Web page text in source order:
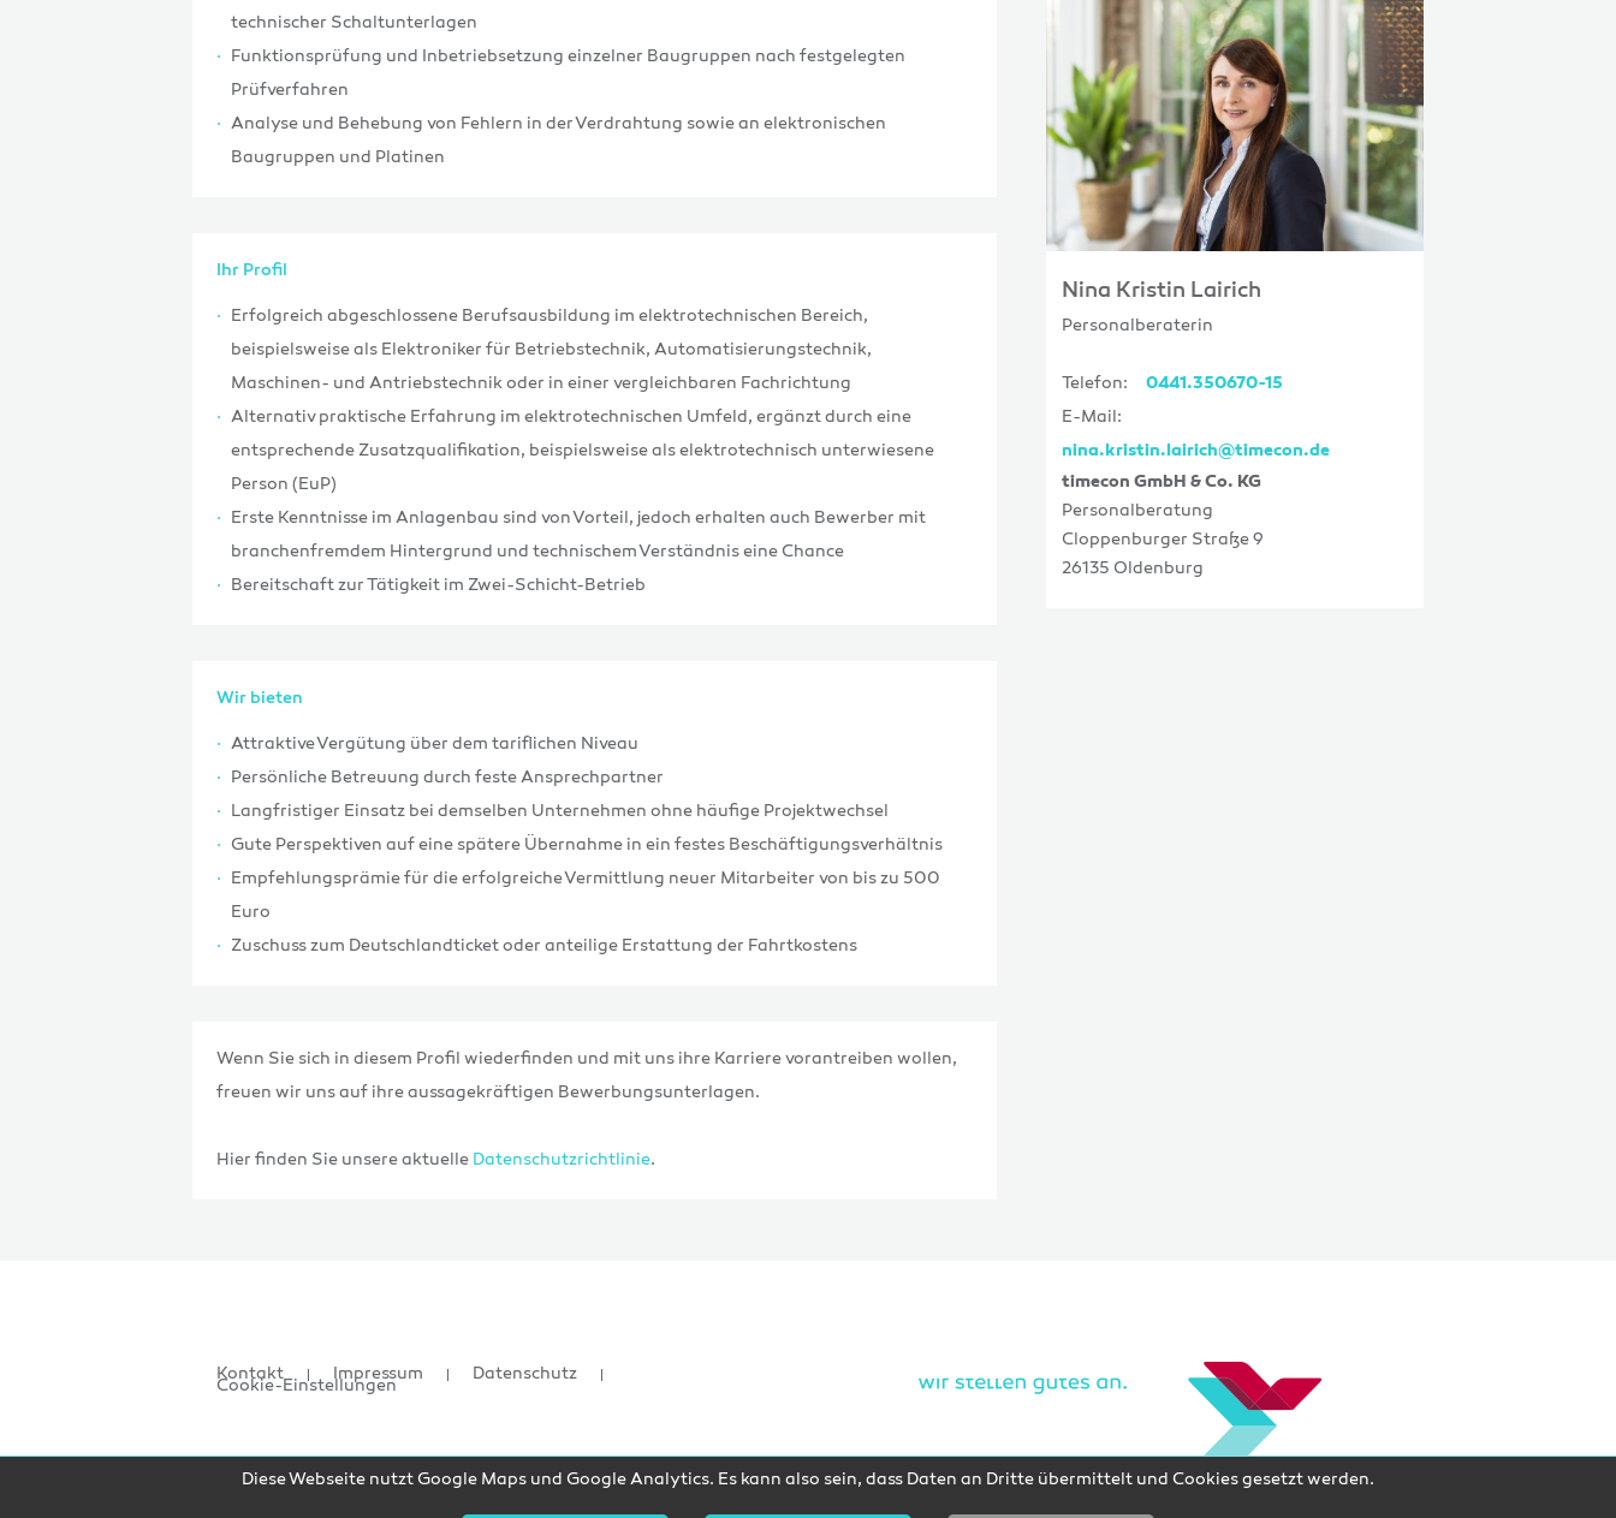
Diese Webseite nutzt Google Maps und Google Analytics. Es kann also sein, dass Daten an Dritte übermittelt und Cookies gesetzt werden.
technischer Schaltunterlagen
Funktionsprüfung und Inbetriebsetzung einzelner Baugruppen nach festgelegten
Prüfverfahren
Analyse und Behebung von Fehlern in der Verdrahtung sowie an elektronischen
Baugruppen und Platinen
Ihr Profil
Erfolgreich abgeschlossene Berufsausbildung im elektrotechnischen Bereich,
beispielsweise als Elektroniker für Betriebstechnik, Automatisierungstechnik,
Maschinen- und Antriebstechnik oder in einer vergleichbaren Fachrichtung
Alternativ praktische Erfahrung im elektrotechnischen Umfeld, ergänzt durch eine
entsprechende Zusatzqualifikation, beispielsweise als elektrotechnisch unterwiesene
Person (EuP)
Erste Kenntnisse im Anlagenbau sind von Vorteil, jedoch erhalten auch Bewerber mit
branchenfremdem Hintergrund und technischem Verständnis eine Chance
Bereitschaft zur Tätigkeit im Zwei-Schicht-Betrieb
Wir bieten
Attraktive Vergütung über dem tariflichen Niveau
Persönliche Betreuung durch feste Ansprechpartner
Langfristiger Einsatz bei demselben Unternehmen ohne häufige Projektwechsel
Gute Perspektiven auf eine spätere Übernahme in ein festes Beschäftigungsverhältnis
Empfehlungsprämie für die erfolgreiche Vermittlung neuer Mitarbeiter von bis zu 500
Euro
Zuschuss zum Deutschlandticket oder anteilige Erstattung der Fahrtkostens
Wenn Sie sich in diesem Profil wiederfinden und mit uns ihre Karriere vorantreiben wollen,
freuen wir uns auf ihre aussagekräftigen Bewerbungsunterlagen.
Hier finden Sie unsere aktuelle Datenschutzrichtlinie.
Nina Kristin Lairich
Personalberaterin
Telefon: 0441.350670-15
E-Mail:
nina.kristin.lairich@timecon.de
timecon GmbH & Co. KG
Personalberatung
Cloppenburger Straße 9
26135 Oldenburg
Kontakt Impressum Datenschutz
Cookie-Einstellungen